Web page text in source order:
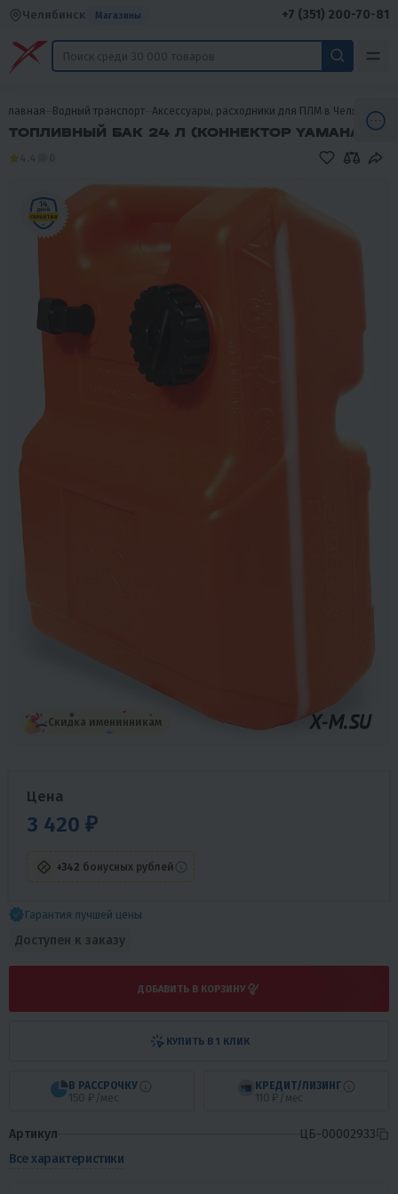
Челябинск Магазины +7 (351) 200-70-81
Главная Водный транспорт Аксессуары, расходники для ПЛМ в Челябинске
ТОПЛИВНЫЙ БАК 24 Л (КОННЕКТОР YAMAHA)
Скидка именинникам
Гарантия лучшей цены
Цена
3 420 ₽
+342 бонусных рублей
Доступен к заказу
ДОБАВИТЬ В КОРЗИНУ
В РАССРОЧКУ
150 ₽/мес
КРЕДИТ/ЛИЗИНГ
110 ₽/мес
КУПИТЬ В 1 КЛИК
Артикул
ЦБ-00002933
Все характеристики